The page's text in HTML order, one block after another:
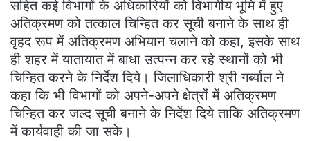
सहित कई विभागों के अधिकारियों को विभागीय भूमि में हुए
अतिक्रमण को तत्काल चिन्हित कर सूची बनाने के साथ ही
वृहद रूप में अतिक्रमण अभियान चलाने को कहा, इसके साथ
ही शहर में यातायात में बाधा उत्पन्न कर रहे स्थानों को भी
चिन्हित करने के निर्देश दिये। जिलाधिकारी श्री गर्ब्याल ने
कहा कि भी विभागों को अपने-अपने क्षेत्रों में अतिक्रमण
चिन्हित कर जल्द सूची बनाने के निर्देश दिये ताकि अतिक्रमण
में कार्यवाही की जा सके।